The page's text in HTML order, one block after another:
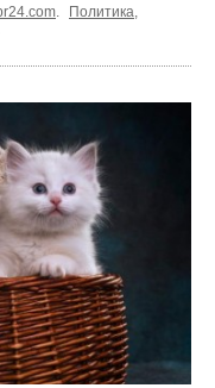
. Политика,